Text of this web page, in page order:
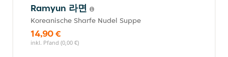
Ramyun 라면
Koreanische Sharfe Nudel Suppe
14,90 €
inkl. Pfand (0,00 €)